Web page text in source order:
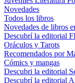
Novedades
Todos los libros
Novedades de libros
Descubrí la editorial
Oráculos y Tarots
Recomendados por
Cómics y mangas
Descubri la editorial
Descubrí la editorial